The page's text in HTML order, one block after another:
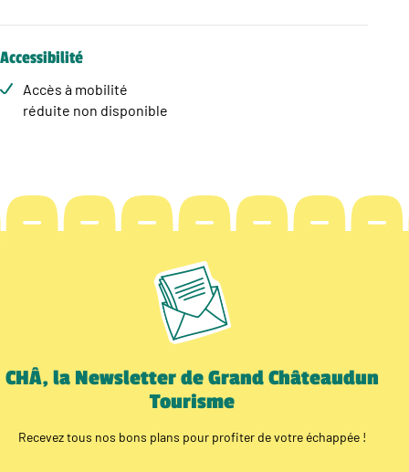
Accessibilité
Accès à mobilité
réduite non disponible
CHÂ, la Newsletter de Grand Châteaudun
Tourisme
Recevez tous nos bons plans pour profiter de votre échappée !